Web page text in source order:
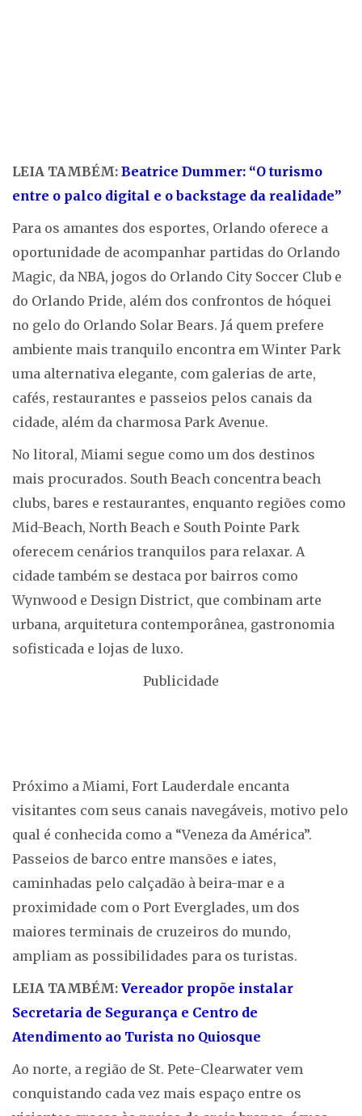
LEIA TAMBÉM: Beatrice Dummer: “O turismo
entre o palco digital e o backstage da realidade”
Para os amantes dos esportes, Orlando oferece a
oportunidade de acompanhar partidas do Orlando
Magic, da NBA, jogos do Orlando City Soccer Club e
do Orlando Pride, além dos confrontos de hóquei
no gelo do Orlando Solar Bears. Já quem prefere
ambiente mais tranquilo encontra em Winter Park
uma alternativa elegante, com galerias de arte,
cafés, restaurantes e passeios pelos canais da
cidade, além da charmosa Park Avenue.
No litoral, Miami segue como um dos destinos
mais procurados. South Beach concentra beach
clubs, bares e restaurantes, enquanto regiões como
Mid-Beach, North Beach e South Pointe Park
oferecem cenários tranquilos para relaxar. A
cidade também se destaca por bairros como
Wynwood e Design District, que combinam arte
urbana, arquitetura contemporânea, gastronomia
sofisticada e lojas de luxo.
Publicidade
Próximo a Miami, Fort Lauderdale encanta
visitantes com seus canais navegáveis, motivo pelo
qual é conhecida como a “Veneza da América”.
Passeios de barco entre mansões e iates,
caminhadas pelo calçadão à beira-mar e a
proximidade com o Port Everglades, um dos
maiores terminais de cruzeiros do mundo,
ampliam as possibilidades para os turistas.
LEIA TAMBÉM: Vereador propõe instalar
Secretaria de Segurança e Centro de
Atendimento ao Turista no Quiosque
Ao norte, a região de St. Pete-Clearwater vem
conquistando cada vez mais espaço entre os